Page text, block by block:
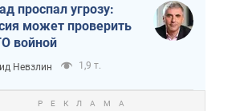
проспал угрозу:
может проверить
войной
Невзлин 1,9 т.